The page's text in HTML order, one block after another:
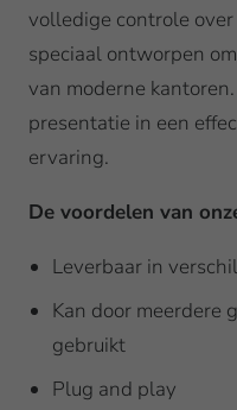
volledige controle
speciaal ontworpen
van moderne
presentatie in een
ervaring.
De voordelen van
Leverbaar in
Kan door meerdere
gebruikt
Plug and play